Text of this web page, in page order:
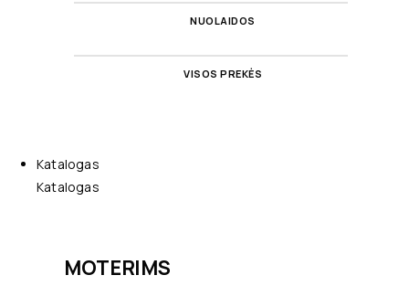
NUOLAIDOS
VISOS PREKĖS
Katalogas
Katalogas
MOTERIMS